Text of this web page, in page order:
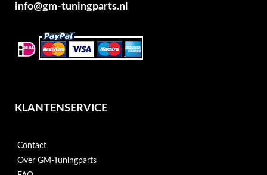
info@gm-tuningparts.nl
KLANTENSERVICE
Contact
Over GM-Tuningparts